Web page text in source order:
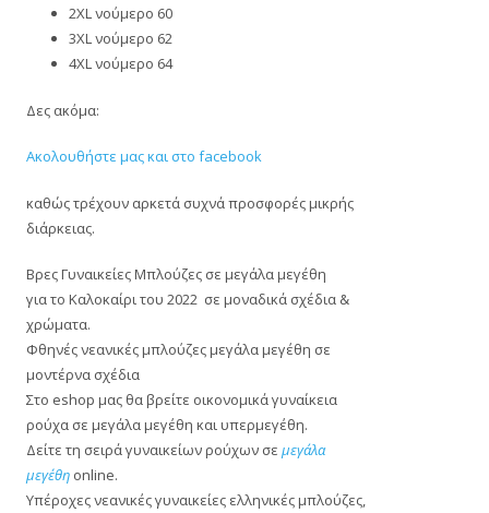
2XL νούμερο 60
3XL νούμερο 62
4XL νούμερο 64
Δες ακόμα:
Ακολουθήστε μας και στο facebook
καθώς τρέχουν αρκετά συχνά προσφορές μικρής
διάρκειας.
Βρες Γυναικείες Μπλούζες σε μεγάλα μεγέθη
για το Καλοκαίρι του 2022 σε μοναδικά σχέδια &
χρώματα.
Φθηνές νεανικές μπλούζες μεγάλα μεγέθη σε
μοντέρνα σχέδια
Στο eshop μας θα βρείτε οικονομικά γυναίκεια
ρούχα σε μεγάλα μεγέθη και υπερμεγέθη.
Δείτε τη σειρά γυναικείων ρούχων σεμεγάλα
μεγέθη online.
Υπέροχες νεανικές γυναικείες ελληνικές μπλούζες,